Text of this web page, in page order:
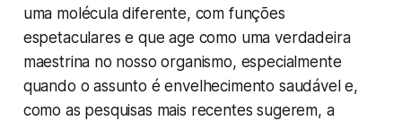
uma molécula diferente, com funções
espetaculares e que age como uma verdadeira
maestrina no nosso organismo, especialmente
quando o assunto é envelhecimento saudável e,
como as pesquisas mais recentes sugerem, a